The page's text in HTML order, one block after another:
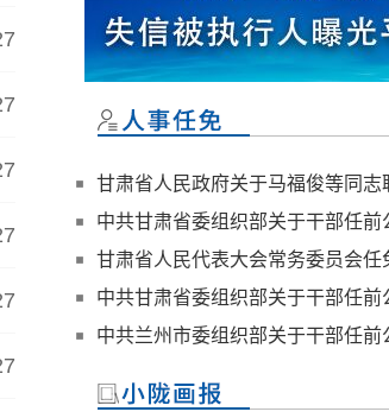
甘肃省人民政府关于马福俊等同志
通知
中共甘肃省委组织部关于干部任前
甘肃省人民代表大会常务委员会任
中共甘肃省委组织部关于干部任前
中共兰州市委组织部关于干部任前